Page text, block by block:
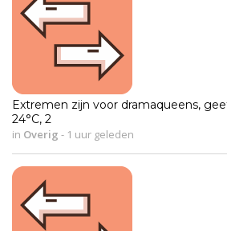
Extremen zijn voor dramaqueens,
24°C, 2
in Overig - 1 uur geleden